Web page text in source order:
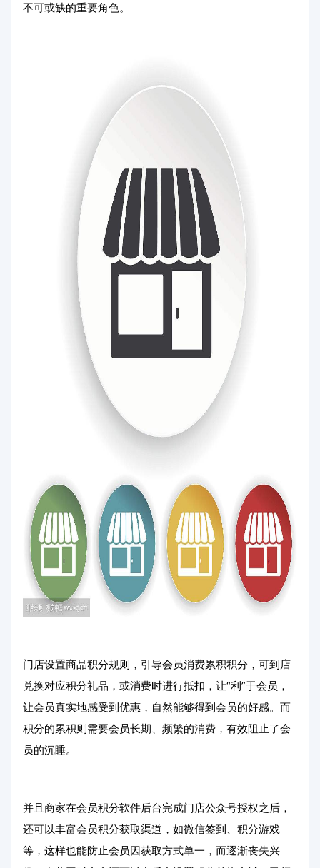
不可或缺的重要角色。
门店设置商品积分规则，引导会员消费累积积分，可到店
兑换对应积分礼品，或消费时进行抵扣，让“利”于会员，
让会员真实地感受到优惠，自然能够得到会员的好感。而
积分的累积则需要会员长期、频繁的消费，有效阻止了会
员的沉睡。
并且商家在会员积分软件后台完成门店公众号授权之后，
还可以丰富会员积分获取渠道，如微信签到、积分游戏
等，这样也能防止会员因获取方式单一，而逐渐丧失兴